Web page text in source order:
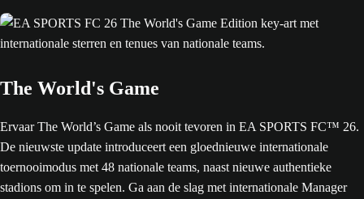
The World's Game
Ervaar The World’s Game als nooit tevoren in EA SPORTS FC™ 26.
De nieuwste update introduceert een gloednieuwe internationale
toernooimodus met 48 nationale teams, naast nieuwe authentieke
stadions om in te spelen. Ga aan de slag met internationale Manager